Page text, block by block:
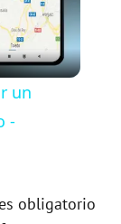
un
-
obligatorio